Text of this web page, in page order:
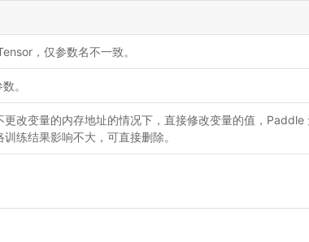
，仅参数名不一致。
。
更改变量的内存地址的情况下，直接修改变量的值，Paddle
训练结果影响不大，可直接删除。